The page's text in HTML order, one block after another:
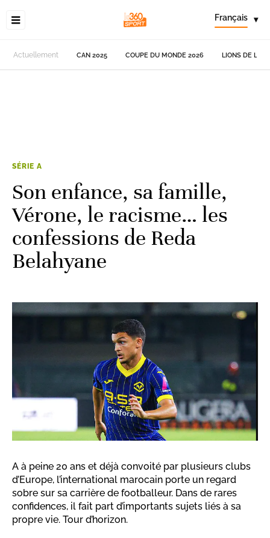
Français ▾
Actuellement CAN 2025 COUPE DU MONDE 2026 LIONS DE
SÉRIE A
Son enfance, sa famille,
Vérone, le racisme… les
confessions de Reda
Belahyane
A à peine 20 ans et déjà convoité par plusieurs clubs
d’Europe, l’international marocain porte un regard
sobre sur sa carrière de footballeur. Dans de rares
confidences, il fait part d’importants sujets liés à sa
propre vie. Tour d’horizon.